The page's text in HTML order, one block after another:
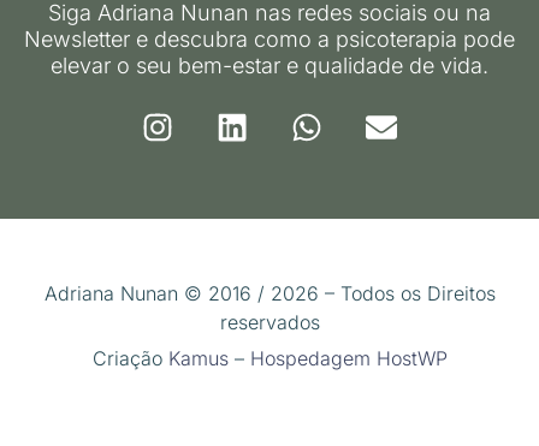
Siga Adriana Nunan nas redes sociais ou na
Newsletter e descubra como a psicoterapia pode
elevar o seu bem-estar e qualidade de vida.
Adriana Nunan © 2016 / 2026 – Todos os Direitos
reservados
Criação Kamus– Hospedagem HostWP